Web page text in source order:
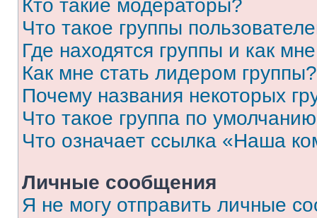
Кто такие модераторы?
Что такое группы
Где находятся группы и как
Как мне стать лидером группы?
Почему названия некоторых
Что такое группа по
Что означает ссылка «Наша
Личные сообщения
Я не могу отправить личные